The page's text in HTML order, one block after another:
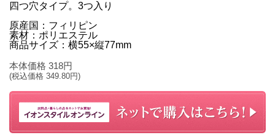
四つ穴タイプ。3つ入り
原産国：フィリピン
素材：ポリエステル
商品サイズ：横55×縦77mm
本体価格 318円
(税込価格 349.80円)